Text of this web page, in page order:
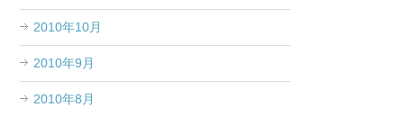
2010年10月
2010年9月
2010年8月